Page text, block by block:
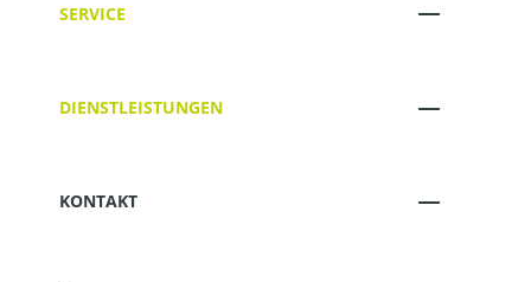
SERVICE
DIENSTLEISTUNGEN
KONTAKT